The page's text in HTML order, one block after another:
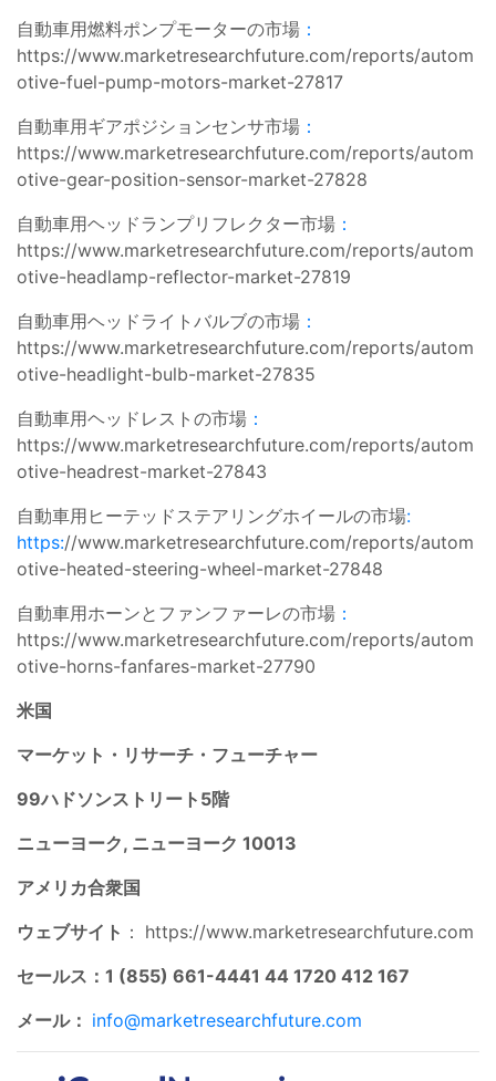
自動車用燃料ポンプモーターの市場 ：
https://www.marketresearchfuture.com/reports/autom
otive-fuel-pump-motors-market-27817
自動車用ギアポジションセンサ市場 ：
https://www.marketresearchfuture.com/reports/autom
otive-gear-position-sensor-market-27828
自動車用ヘッドランプリフレクター市場 ：
https://www.marketresearchfuture.com/reports/autom
otive-headlamp-reflector-market-27819
自動車用ヘッドライトバルブの市場 ：
https://www.marketresearchfuture.com/reports/autom
otive-headlight-bulb-market-27835
自動車用ヘッドレストの市場 ：
https://www.marketresearchfuture.com/reports/autom
otive-headrest-market-27843
自動車用ヒーテッドステアリングホイールの市場:
https://www.marketresearchfuture.com/reports/autom
otive-heated-steering-wheel-market-27848
自動車用ホーンとファンファーレの市場 ：
https://www.marketresearchfuture.com/reports/autom
otive-horns-fanfares-market-27790
米国
マーケット・リサーチ・フューチャー
99ハドソンストリート5階
ニューヨーク, ニューヨーク 10013
アメリカ合衆国
ウェブサイト ： https://www.marketresearchfuture.com
セールス：1 (855) 661-4441 44 1720 412 167
メール： info@marketresearchfuture.com